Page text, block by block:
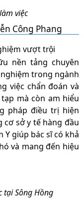
việc
Công Phang
vượt trội
nền tảng chuyên
trong ngành
việc chẩn đoán và
mà còn am hiểu
pháp điều trị hiện
cơ sở y tế hàng đầu
Y giúp bác sĩ có khả
và mang đến hiệu
tại Sông Hồng